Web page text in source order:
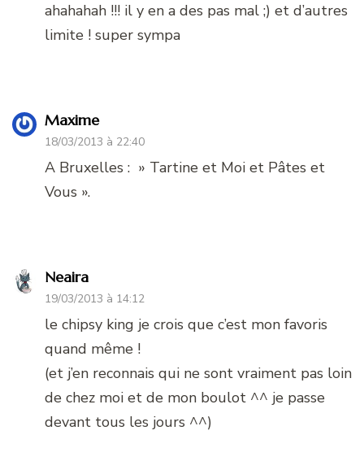
ahahahah !!! il y en a des pas mal ;) et d’autres
limite ! super sympa
Maxime
18/03/2013 à 22:40
A Bruxelles : » Tartine et Moi et Pâtes et
Vous ».
Neaira
19/03/2013 à 14:12
le chipsy king je crois que c’est mon favoris
quand même !
(et j’en reconnais qui ne sont vraiment pas loin
de chez moi et de mon boulot ^^ je passe
devant tous les jours ^^)